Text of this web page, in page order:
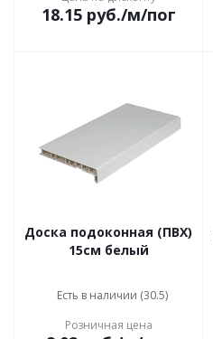
18.15руб./м/пог
Доска подоконная (ПВХ)
15см белый
Есть в наличии (30.5)
Розничная цена